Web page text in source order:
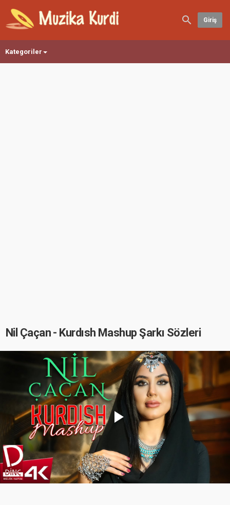
Giriş
Kategoriler
Nil Çaçan - Kurdısh Mashup Şarkı Sözleri
Play
Video